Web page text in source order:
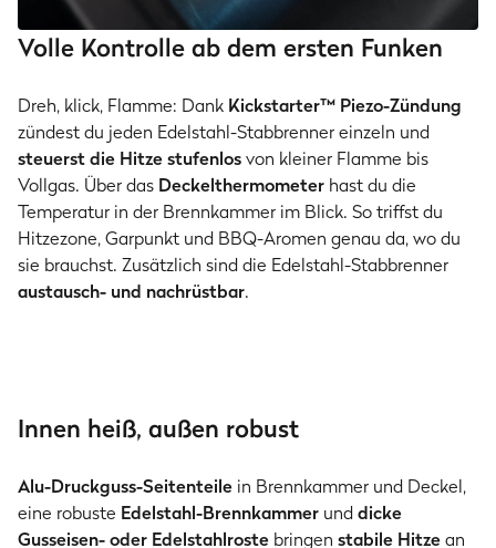
Volle Kontrolle ab dem ersten Funken
Dreh, klick, Flamme: Dank Kickstarter™ Piezo-Zündung
zündest du jeden Edelstahl-Stabbrenner einzeln und
steuerst die Hitze stufenlosvon kleiner Flamme bis
Vollgas. Über das Deckelthermometer hast du die
Temperatur in der Brennkammer im Blick. So triffst du
Hitzezone, Garpunkt und BBQ-Aromen genau da, wo du
sie brauchst. Zusätzlich sind die Edelstahl-Stabbrenner
austausch- und nachrüstbar.
Innen heiß, außen robust
Alu-Druckguss-Seitenteile in Brennkammer und Deckel,
eine robuste Edelstahl-Brennkammer unddicke
Gusseisen- oder Edelstahlroste bringen stabile Hitzean